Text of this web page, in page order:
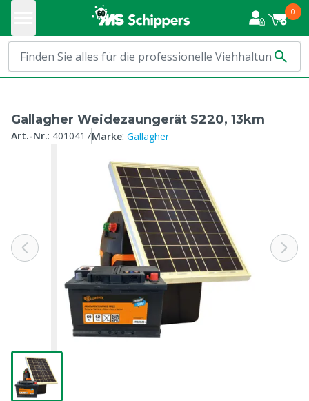
0
Gallagher Weidezaungerät S220, 13km
Art.-Nr.: 4010417Marke: Gallagher